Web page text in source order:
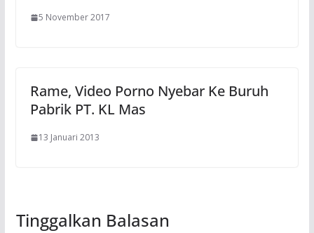
5 November 2017
Rame, Video Porno Nyebar Ke Buruh
Pabrik PT. KL Mas
13 Januari 2013
Tinggalkan Balasan